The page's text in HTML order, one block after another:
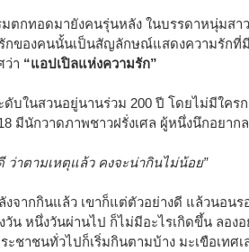
ตกทอดมายังคนรุ่นหลัง ในบรรดาหนุ่มสา
รักของคนนั้นเป็นสัญลักษณ์แสดงความรักที่
ว่า “แอปเปิลแห่งความรัก”
บในสวนอยู่นานร่วม 200 ปี โดยไม่มีใคร
มีนักวาดภาพชาวฝรั่งเศล ผู้หนึ่งนึกอยาก
าตามเหตุแล้ว คงจะน่ากินไม่น้อย”
งจากกินแล้ว เขาก็แต่ตัวอย่างดี แล้วนอน
วัน หนึ่งวันผ่านไป ก็ไม่มีอะไรเกิดขึ้น ลอง
ชาชนทั่วไปก็เริ่มกินตามบ้าง มะเขือเทศเ